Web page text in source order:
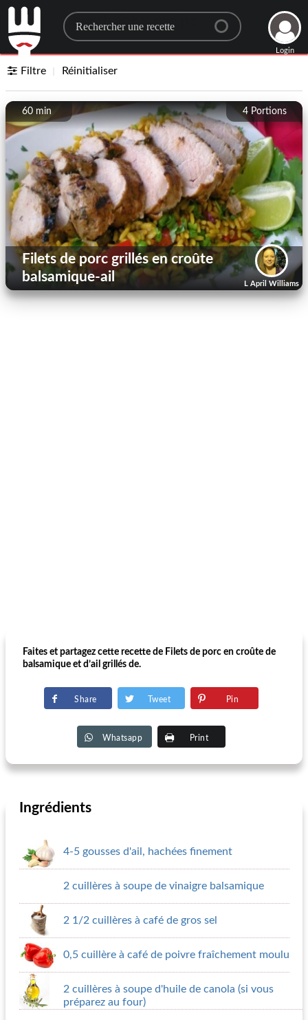
Search for a recipe
Login
Filtre Réinitialiser
4 Portions
60 min
L April Williams
Filets de porc grillés en croûte
balsamique-ail
Faites et partagez cette recette de Filets de porc en croûte de
balsamique et d’ail grillés de.
Share Tweet Pin
Whatsapp Print
Ingrédients
4-5 gousses d'ail, hachées finement
2 cuillères à soupe de vinaigre balsamique
2 1/2 cuillères à café de gros sel
0,5 cuillère à café de poivre fraîchement moulu
2 cuillères à soupe d'huile de canola (si vous
préparez au four)